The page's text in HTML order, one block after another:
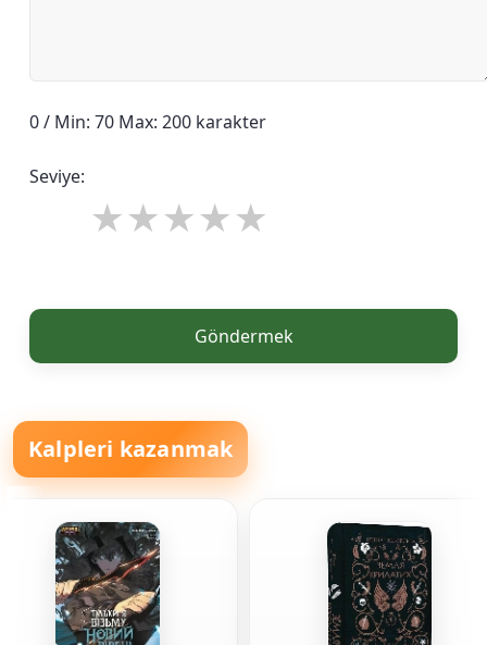
0 / Min: 70 Max: 200 karakter
Seviye:
Göndermek
Kalpleri kazanmak